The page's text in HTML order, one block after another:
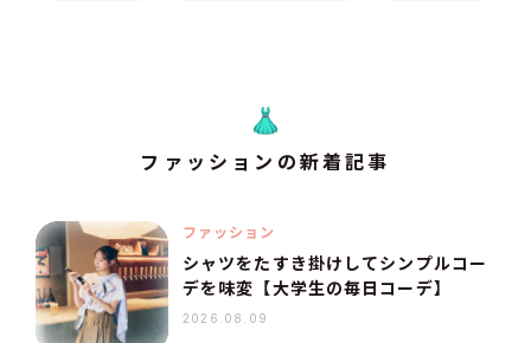
ファッションの新着記事
ファッション
シャツをたすき掛けしてシンプルコー
デを味変【大学生の毎日コーデ】
2026.08.09